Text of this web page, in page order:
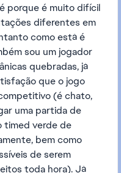
porque é muito difícil
diferentes em
como está é
sou um jogador
quebradas, já
que o jogo
(é chato,
uma partida de
timed verde de
bem como
de serem
toda hora). Já